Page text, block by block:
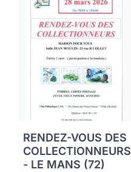
RENDEZ-VOUS DES
COLLECTIONNEURS
- LE MANS (72)